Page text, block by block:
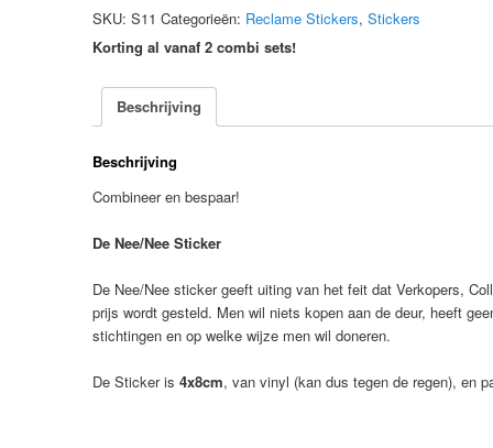
Nee
+
Sticker
aantal
SKU: S11 Categorieën: Reclame Stickers, Stickers
Korting al vanaf 2 combi sets!
Beschrijving
Beschrijving
Combineer en bespaar!
De Nee/Nee Sticker
De Nee/Nee sticker geeft uiting van het feit dat Verkopers,
prijs wordt gesteld. Men wil niets kopen aan de deur, heeft
stichtingen en op welke wijze men wil doneren.
De Sticker is 4x8cm, van vinyl (kan dus tegen de regen), en